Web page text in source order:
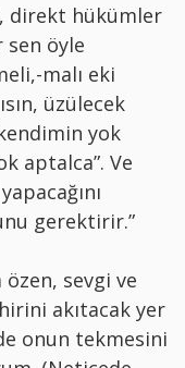
direkt hükümler
sen öyle
malı eki
üzülecek
yok
aptalca”. Ve
gerektirir.”
sevgi ve
akıtacak yer
onun tekmesini